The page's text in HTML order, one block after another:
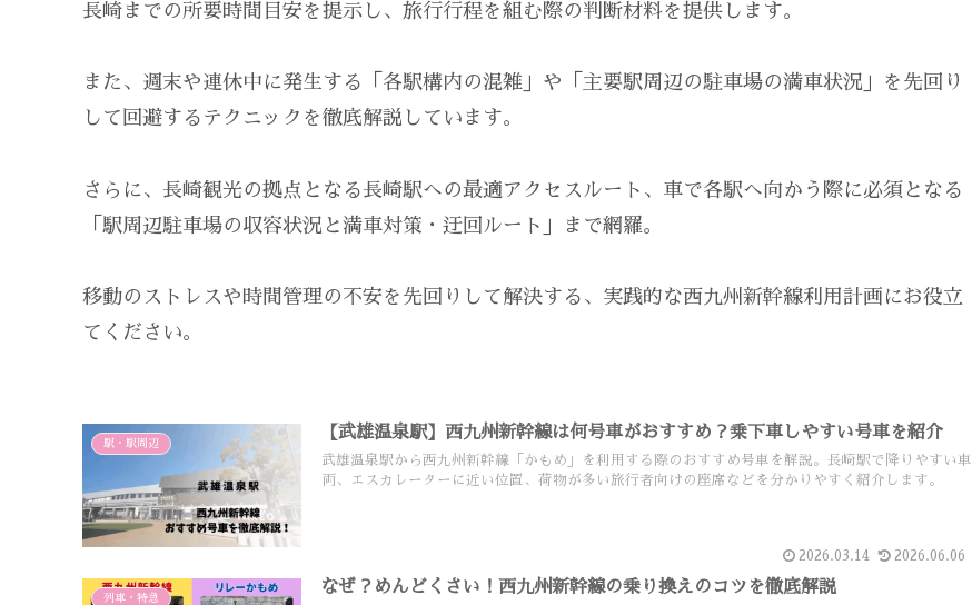
長崎までの所要時間目安を提示し、旅行行程を組む際の判断材料を提供します。
また、週末や連休中に発生する「各駅構内の混雑」や「主要駅周辺の駐車場の満車状況」を先回り
して回避するテクニックを徹底解説しています。
さらに、長崎観光の拠点となる長崎駅への最適アクセスルート、車で各駅へ向かう際に必須となる
「駅周辺駐車場の収容状況と満車対策・迂回ルート」まで網羅。
移動のストレスや時間管理の不安を先回りして解決する、実践的な西九州新幹線利用計画にお役立
てください。
駅・駅周辺
【武雄温泉駅】西九州新幹線は何号車がおすすめ？乗下車しやすい号車を紹介
武雄温泉駅から西九州新幹線「かもめ」を利用する際のおすすめ号車を解説。長崎駅で降りやすい車
両、エスカレーターに近い位置、荷物が多い旅行者向けの座席などを分かりやすく紹介します。
2026.03.14 2026.06.06
列車・特急
なぜ？めんどくさい！西九州新幹線の乗り換えのコツを徹底解説